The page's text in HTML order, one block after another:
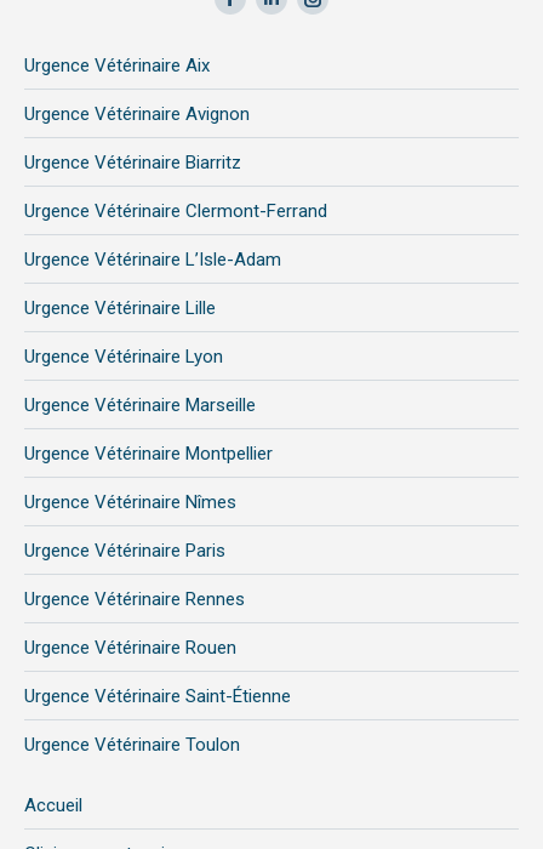
Facebook
in
new
window
LinkedIn
new
Instagram
new
Urgence Vétérinaire Aix
Urgence Vétérinaire Avignon
Urgence Vétérinaire Biarritz
Urgence Vétérinaire Clermont-Ferrand
Urgence Vétérinaire L’Isle-Adam
Urgence Vétérinaire Lille
Urgence Vétérinaire Lyon
Urgence Vétérinaire Marseille
Urgence Vétérinaire Montpellier
Urgence Vétérinaire Nîmes
Urgence Vétérinaire Paris
Urgence Vétérinaire Rennes
Urgence Vétérinaire Rouen
Urgence Vétérinaire Saint-Étienne
Urgence Vétérinaire Toulon
Accueil